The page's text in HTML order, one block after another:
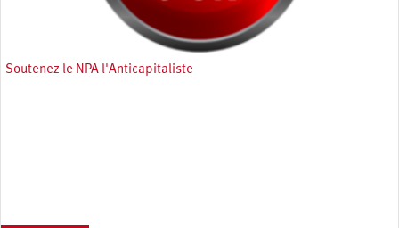
Soutenez le NPA l'Anticapitaliste